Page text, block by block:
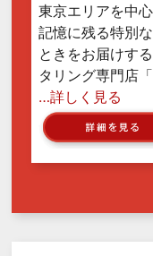
東京エリアを中心
記憶に残る特別
ときをお届けす
タリング専門店
…詳しく見る